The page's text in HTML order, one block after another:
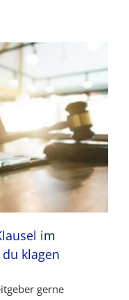
im
klagen
gerne